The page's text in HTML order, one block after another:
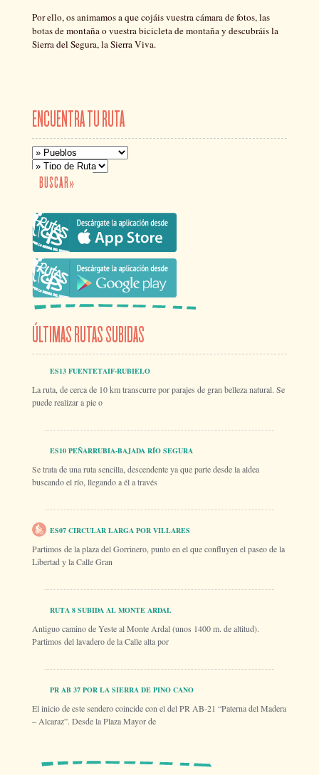
Por ello, os animamos a que cojáis vuestra cámara de fotos, las
botas de montaña o vuestra bicicleta de montaña y descubráis la
Sierra del Segura, la Sierra Viva.
ENCUENTRA TU RUTA
ÚLTIMAS RUTAS SUBIDAS
ES13 FUENTETAIF-RUBIELO
La ruta, de cerca de 10 km transcurre por parajes de gran belleza natural. Se
puede realizar a pie o
ES10 PEÑARRUBIA-BAJADA RÍO SEGURA
Se trata de una ruta sencilla, descendente ya que parte desde la aldea
buscando el río, llegando a él a través
ES07 CIRCULAR LARGA POR VILLARES
Partimos de la plaza del Gorrinero, punto en el que confluyen el paseo de la
Libertad y la Calle Gran
RUTA 8 SUBIDA AL MONTE ARDAL
Antiguo camino de Yeste al Monte Ardal (unos 1400 m. de altitud).
Partimos del lavadero de la Calle alta por
PR AB 37 POR LA SIERRA DE PINO CANO
El inicio de este sendero coincide con el del PR AB-21 “Paterna del Madera
– Alcaraz”. Desde la Plaza Mayor de